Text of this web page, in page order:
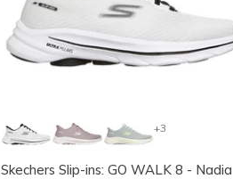
+3
Skechers Slip-ins: GO WALK 8 - Nadia